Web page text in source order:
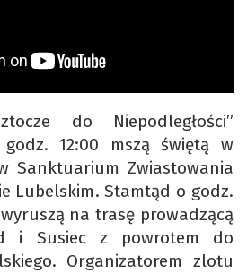
do Niepodległości”
12:00 mszą świętą w
Sanktuarium Zwiastowania
Lubelskim. Stamtąd o godz.
na trasę prowadzącą
i Susiec z powrotem do
Organizatorem zlotu